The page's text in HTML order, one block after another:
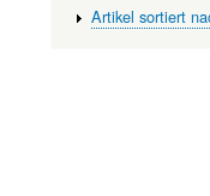
Artikel sortiert